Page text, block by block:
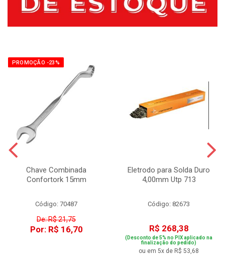
PROMOÇÃO -23%
Chave Combinada
Confortork 15mm
Código: 70487
De: R$ 21,75
Por: R$ 16,70
Eletrodo para Solda Duro
4,00mm Utp 713
Código: 82673
R$ 268,38
(Desconto de 5% no PIX aplicado na
finalização do pedido)
ou em 5x de R$ 53,68